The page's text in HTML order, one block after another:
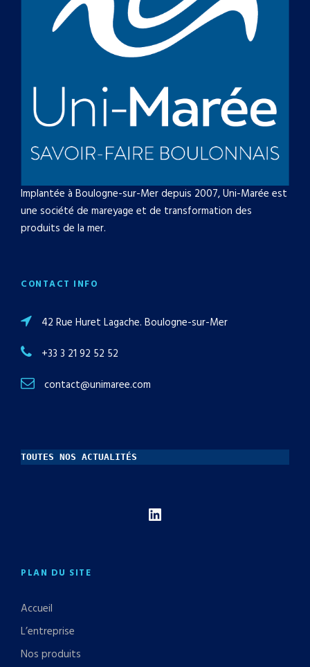
Implantée à Boulogne-sur-Mer depuis 2007, Uni-Marée est
une société de mareyage et de transformation des
produits de la mer.
CONTACT INFO
42 Rue Huret Lagache. Boulogne-sur-Mer
+33 3 21 92 52 52
contact@unimaree.com
TOUTES NOS ACTUALITÉS
LinkedIn
PLAN DU SITE
Accueil
L’entreprise
Nos produits